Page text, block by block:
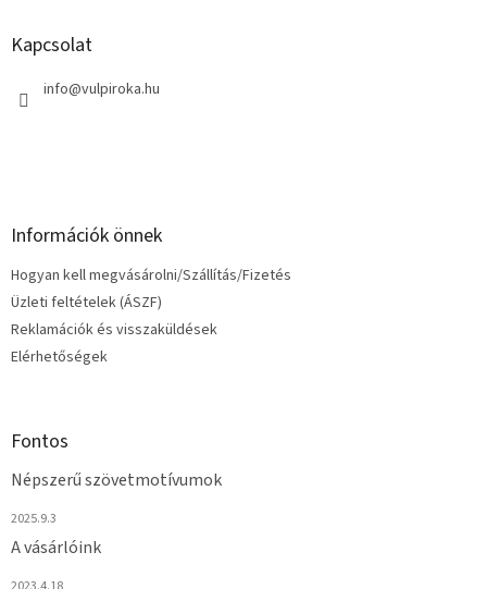
Kapcsolat
info@vulpiroka.hu
Információk önnek
Hogyan kell megvásárolni/Szállítás/Fizetés
Üzleti feltételek (ÁSZF)
Reklamációk és visszaküldések
Elérhetőségek
Fontos
Népszerű szövetmotívumok
2025.9.3
A vásárlóink